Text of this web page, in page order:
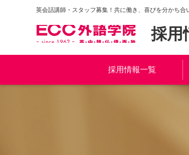
英会話講師・スタッフ募集！共に働き、喜びを分かち合
採用
採用情報一覧